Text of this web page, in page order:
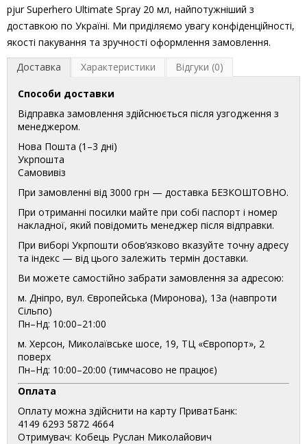
pjur Superhero Ultimate Spray 20 мл, найпотужніший з
доставкою по Україні. Ми приділяємо увагу конфіденційності,
якості пакування та зручності оформлення замовлення.
Доставка
Характеристики Відгуки (0)
Способи доставки
Відправка замовлення здійснюється після узгодження з
менеджером.
Нова Пошта (1–3 дні)
Укрпошта
Самовивіз
При замовленні від 3000 грн — доставка БЕЗКОШТОВНО.
При отриманні посилки майте при собі паспорт і номер
накладної, який повідомить менеджер після відправки.
При виборі Укрпошти обов’язково вказуйте точну адресу
та індекс — від цього залежить термін доставки.
Ви можете самостійно забрати замовлення за адресою:
м. Дніпро, вул. Європейська (Миронова), 13а (навпроти
Сільпо)
Пн–Нд: 10:00–21:00
м. Херсон, Миколаївське шосе, 19, ТЦ «Європорт», 2
поверх
Пн–Нд: 10:00–20:00 (тимчасово не працює)
Оплата
Оплату можна здійснити на карту ПриватБанк:
4149 6293 5872 4664
Отримувач: Кобець Руслан Миколайович